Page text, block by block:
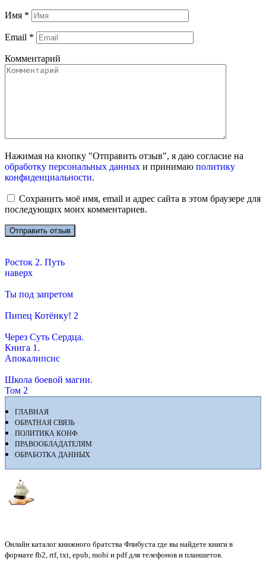
Имя *
Email *
Комментарий
Нажимая на кнопку "Отправить отзыв", я даю согласие на
обработку персональных данных и принимаю политику
конфиденциальности.
Сохранить моё имя, email и адрес сайта в этом браузере для
последующих моих комментариев.
Росток 2. Путь
наверх
Ты под запретом
Пипец Котёнку! 2
Через Суть Сердца.
Книга 1.
Апокалипсис
Школа боевой магии.
Том 2
ГЛАВНАЯ
ОБРАТНАЯ СВЯЗЬ
ПОЛИТИКА КОНФ.
ПРАВООБЛАДАТЕЛЯМ
ОБРАБОТКА ДАННЫХ
Онлайн каталог книжного братства Флибуста где вы найдете книги в
формате fb2, rtf, txt, epub, mobi и pdf для телефонов и планшетов.